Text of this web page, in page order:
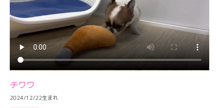
チワワ
2024/12/22生まれ